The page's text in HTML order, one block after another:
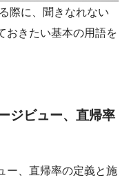
際に、聞きなれない
おきたい基本の用語を
ジビュー、直帰率
ー、直帰率の定義と施